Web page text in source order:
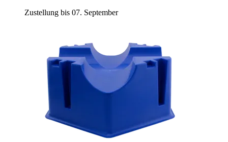
Zustellung bis 07. September